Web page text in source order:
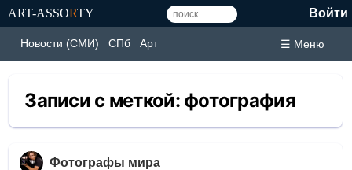
ART-ASSORTY Войти
Новости (СМИ) СПб Арт ☰ Меню
Записи с меткой: фотография
Фотографы мира